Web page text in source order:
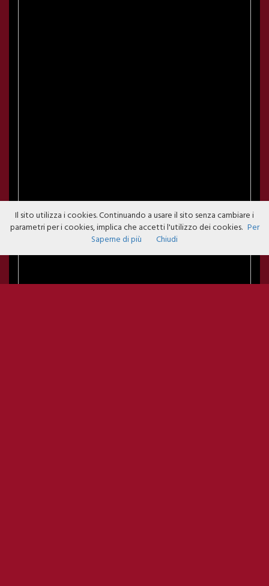
Il sito utilizza i cookies. Continuando a usare il sito senza cambiare i
parametri per i cookies, implica che accetti l'utilizzo dei cookies. Per
Saperne di più
Chiudi